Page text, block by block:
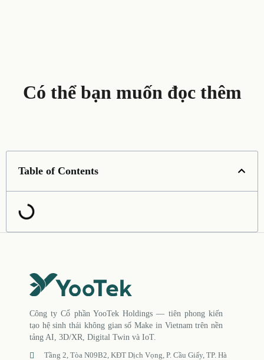
Có thể bạn muốn đọc thêm
Table of Contents
Công ty Cổ phần YooTek Holdings — tiên phong kiến
tạo hệ sinh thái không gian số Make in Vietnam trên nền
tảng AI, 3D/XR, Digital Twin và IoT.
Tầng 2, Tòa N09B2, KĐT Dịch Vọng, P. Cầu Giấy, TP. Hà